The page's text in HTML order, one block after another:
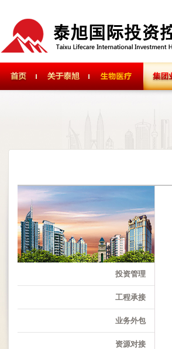
投资管理
工程承接
业务外包
资源对接